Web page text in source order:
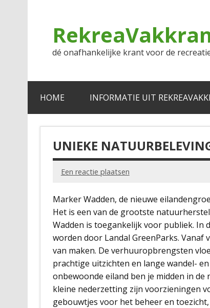
dé onafhankelijke krant voor de
HOME INFORMATIE UIT
UNIEKE
Een reactie plaatsen
Marker Wadden, de nieuwe
Het is een van de grootste
Wadden is toegankelijk voor publiek. In
worden door Landal GreenParks.
van maken. De verhuuropbrengsten
prachtige uitzichten en lange wandel-
onbewoonde eiland ben je midden in
kleine nederzetting zijn voorzieningen
gebouwtjes voor het beheer en